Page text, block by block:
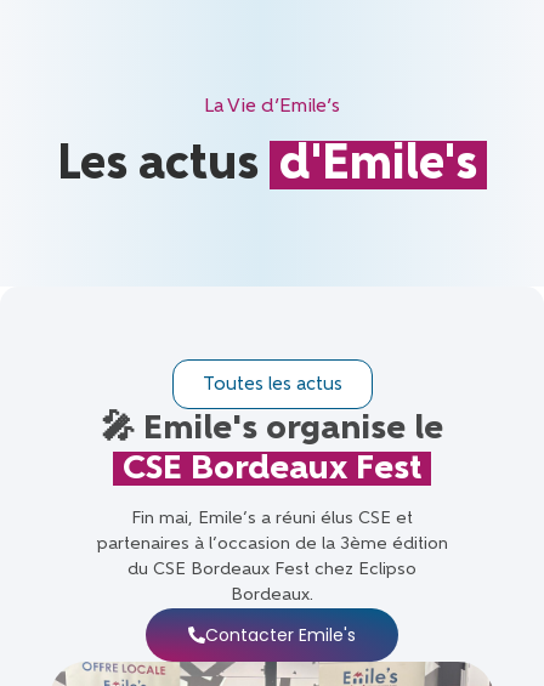
La Vie d’Emile’s
Les actus d'Emile's
🎤 Emile's organise le
CSE Bordeaux Fest
Fin mai, Emile’s a réuni élus CSE et
partenaires à l’occasion de la 3ème édition
du CSE Bordeaux Fest chez Eclipso
Bordeaux.
Contacter Emile's
Toutes les actus